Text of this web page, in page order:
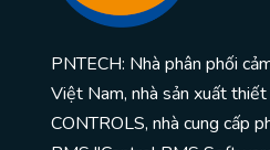
PNTECH: Nhà phân phối
Việt Nam, nhà sản xuất
CONTROLS, nhà cung cấp